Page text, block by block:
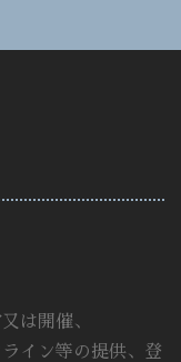
は開催、
イン等の提供、登